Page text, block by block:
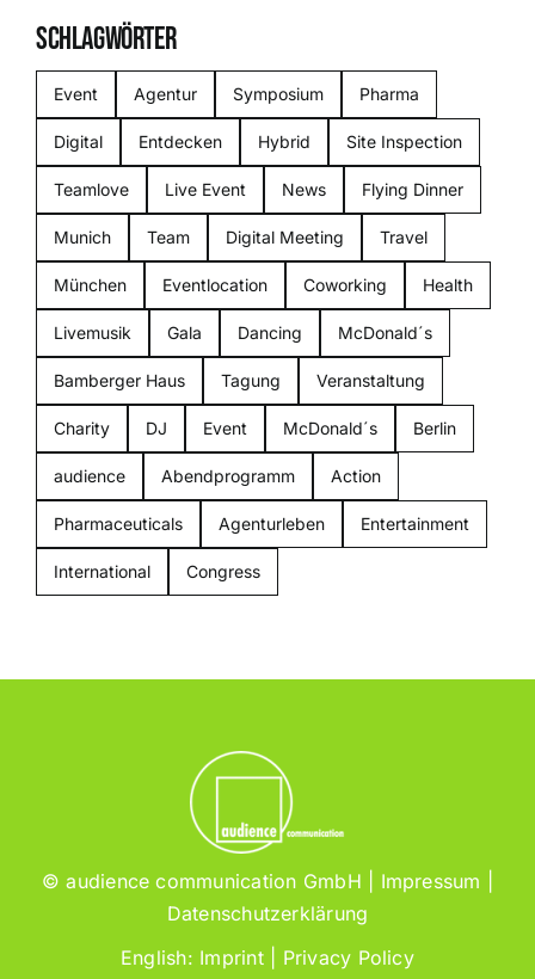
SCHLAGWÖRTER
Event Agentur Symposium Pharma
Digital Entdecken Hybrid Site Inspection
Teamlove Live Event News Flying Dinner
Munich Team Digital Meeting Travel
München Eventlocation Coworking Health
Livemusik Gala Dancing McDonald´s
Bamberger Haus Tagung Veranstaltung
Charity DJ Event McDonald´s Berlin
audience Abendprogramm Action
Pharmaceuticals Agenturleben Entertainment
International Congress
© audience communication GmbH | Impressum
Datenschutzerklärung
English: Imprint| Privacy Policy